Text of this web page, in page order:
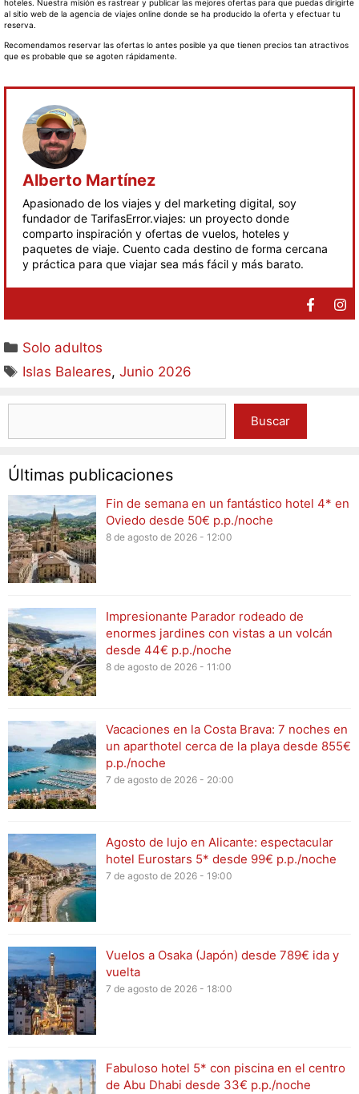
hoteles. Nuestra misión es rastrear y publicar las mejores ofertas para que puedas dirigirte
al sitio web de la agencia de viajes online donde se ha producido la oferta y efectuar tu
reserva.
Recomendamos reservar las ofertas lo antes posible ya que tienen precios tan atractivos
que es probable que se agoten rápidamente.
Alberto Martínez
Apasionado de los viajes y del marketing digital, soy
fundador de TarifasError.viajes: un proyecto donde
comparto inspiración y ofertas de vuelos, hoteles y
paquetes de viaje. Cuento cada destino de forma cercana
y práctica para que viajar sea más fácil y más barato.
Solo adultos
Islas Baleares,Junio 2026
Buscar
Últimas publicaciones
Fin de semana en un fantástico hotel 4* en
Oviedo desde 50€ p.p./noche
8 de agosto de 2026 - 12:00
Impresionante Parador rodeado de
enormes jardines con vistas a un volcán
desde 44€ p.p./noche
8 de agosto de 2026 - 11:00
Vacaciones en la Costa Brava: 7 noches en
un aparthotel cerca de la playa desde 855€
p.p./noche
7 de agosto de 2026 - 20:00
Agosto de lujo en Alicante: espectacular
hotel Eurostars 5* desde 99€ p.p./noche
7 de agosto de 2026 - 19:00
Vuelos a Osaka (Japón) desde 789€ ida y
vuelta
7 de agosto de 2026 - 18:00
Fabuloso hotel 5* con piscina en el centro
de Abu Dhabi desde 33€ p.p./noche